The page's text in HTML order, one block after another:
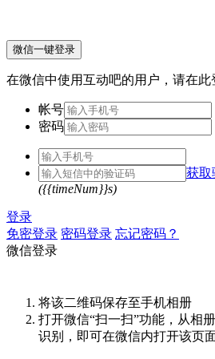
微信一键登录
在微信中使用互动吧的用户，请在此
帐号
密码
获取
({{timeNum}}s)
登录
免密登录 密码登录 忘记密码？
微信登录
将该二维码保存至手机相册
打开微信“扫一扫”功能，从相
识别，即可在微信内打开该页